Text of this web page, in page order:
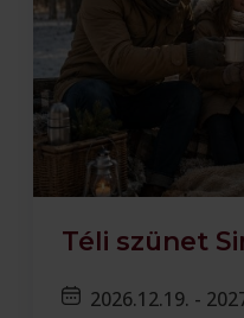
Téli szünet
2026.12.19. -